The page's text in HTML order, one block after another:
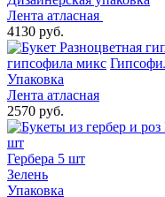
Лента атласная
4130 руб.
гипсофила микс
Упаковка
Лента атласная
2570 руб.
шт
Гербера 5 шт
Зелень
Упаковка